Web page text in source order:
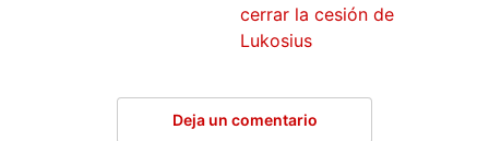
cerrar la cesión de
Lukosius
Deja un comentario